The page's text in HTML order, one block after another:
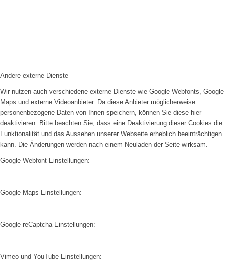
Andere externe Dienste
Wir nutzen auch verschiedene externe Dienste wie Google Webfonts, Google
Maps und externe Videoanbieter. Da diese Anbieter möglicherweise
personenbezogene Daten von Ihnen speichern, können Sie diese hier
deaktivieren. Bitte beachten Sie, dass eine Deaktivierung dieser Cookies die
Funktionalität und das Aussehen unserer Webseite erheblich beeinträchtigen
kann. Die Änderungen werden nach einem Neuladen der Seite wirksam.
Google Webfont Einstellungen:
Google Maps Einstellungen:
Google reCaptcha Einstellungen:
Vimeo und YouTube Einstellungen: